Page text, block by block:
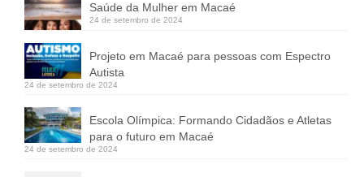
Saúde da Mulher em Macaé
24 de setembro de 2024
Projeto em Macaé para pessoas com Espectro
Autista
24 de setembro de 2024
Escola Olímpica: Formando Cidadãos e Atletas
para o futuro em Macaé
24 de setembro de 2024